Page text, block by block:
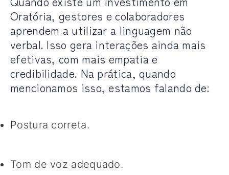
Oratória, gestores e colaboradores
aprendem a utilizar a linguagem não
verbal. Isso gera interações ainda mais
efetivas, com mais empatia e
credibilidade. Na prática, quando
mencionamos isso, estamos falando de:
Postura correta.
Tom de voz adequado.